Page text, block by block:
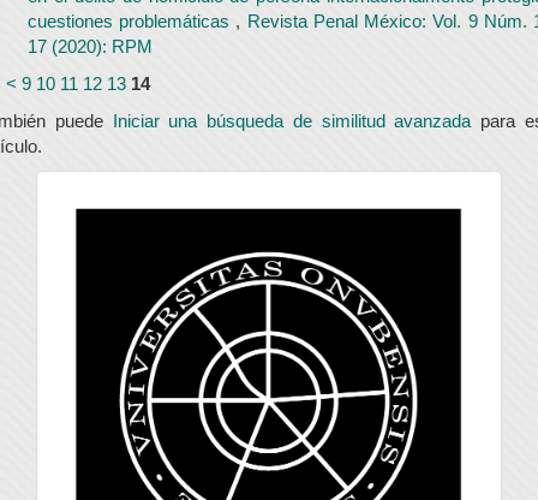
cuestiones problemáticas , Revista Penal México: Vol. 9 Núm.
17 (2020): RPM
< 9 10 11 12 13 14
puede Iniciar una búsqueda de similitud avanzada para
universidad